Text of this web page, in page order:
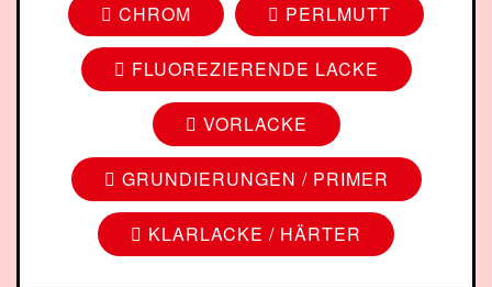
CHROM PERLMUTT
FLUOREZIERENDE LACKE
VORLACKE
GRUNDIERUNGEN / PRIMER
KLARLACKE / HÄRTER